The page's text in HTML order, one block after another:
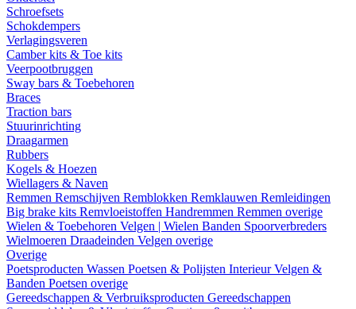
Schroefsets
Schokdempers
Verlagingsveren
Camber kits & Toe kits
Veerpootbruggen
Sway bars & Toebehoren
Braces
Traction bars
Stuurinrichting
Draagarmen
Rubbers
Kogels & Hoezen
Wiellagers & Naven
Remmen Remschijven Remblokken Remklauwen Remleidingen
Big brake kits Remvloeistoffen Handremmen Remmen overige
Wielen & Toebehoren Velgen | Wielen Banden Spoorverbreders
Wielmoeren Draadeinden Velgen overige
Overige
Poetsproducten Wassen Poetsen & Polijsten InterieurVelgen &
Banden Poetsen overige
Gereedschappen & Verbruiksproducten Gereedschappen